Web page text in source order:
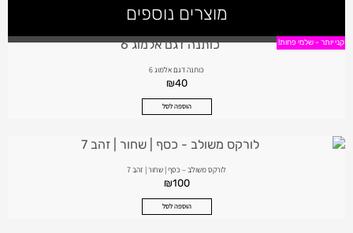
מוצרים נוספים
קני יותר - שלמי פחות!
כותנה דגם אלמוג 6
₪40
הוספה לסל
לורקס משולב – כסף | שחור | זהב 7
₪100
הוספה לסל